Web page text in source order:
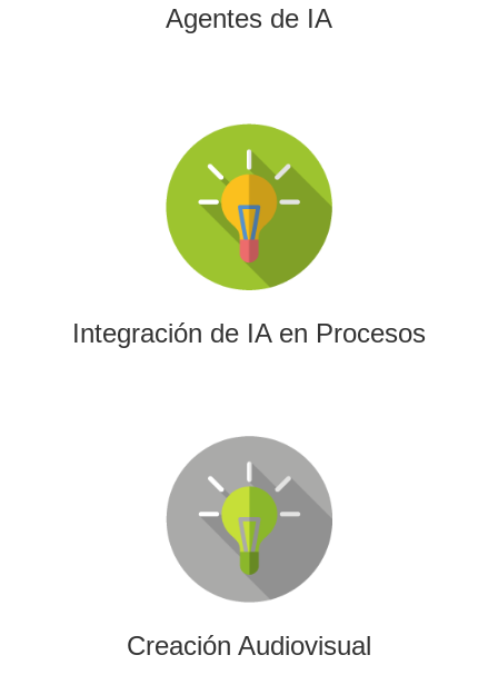
Agentes de IA
Integración de IA en Procesos
Integración de IA en Procesos
La IA permitirá a su empresa aprovechar el poder de los
algoritmos y las herramientas más avanzadas para el
análisis de datos y la creación de contenidos.
Creación Audiovisual
Creación Audiovisual
Ofrecemos soluciones creativas, de producción y edición
para cualquier tipo de contenido audiovisual: vídeos
promocionales, spots o cobertura audiovisual de eventos.